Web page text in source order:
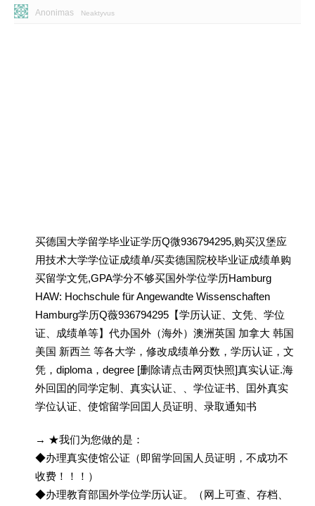
Anonimas Neaktyvus
买德国大学留学毕业证学历Q微936794295,购买汉堡应
用技术大学学位证成绩单/买卖德国院校毕业证成绩单购
买留学文凭,GPA学分不够买国外学位学历Hamburg
HAW: Hochschule für Angewandte Wissenschaften
Hamburg学历Q薇936794295【学历认证、文凭、学位
证、成绩单等】代办国外（海外）澳洲英国 加拿大 韩国
美国 新西兰 等各大学，修改成绩单分数，学历认证，文
凭，diploma，degree [删除请点击网页快照]真实认证.海
外回囯的同学定制、真实认证、、学位证书、囯外真实
学位认证、使馆留学回囯人员证明、录取通知书
→ ★我们为您做的是：
◆办理真实使馆公证（即留学回国人员证明，不成功不
收费！！！）
◆办理教育部国外学位学历认证。（网上可查、存档、